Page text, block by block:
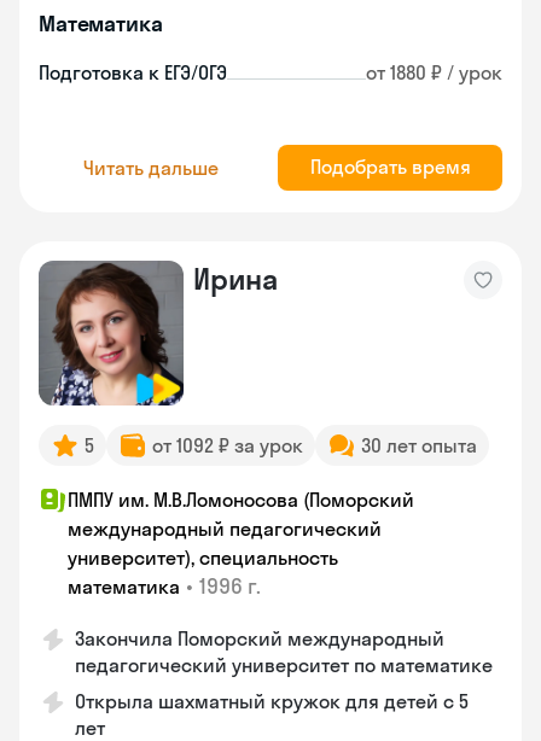
Математика
Подготовка к ЕГЭ/ОГЭ от 1880 ₽ / урок
Читать дальше Подобрать время
Ирина
5 от 1092 ₽ за урок 30 лет опыта
ПМПУ им. М.В.Ломоносова (Поморский
международный педагогический
университет), специальность
математика • 1996 г.
Закончила Поморский международный
педагогический университет по математике
Открыла шахматный кружок для детей с 5
лет